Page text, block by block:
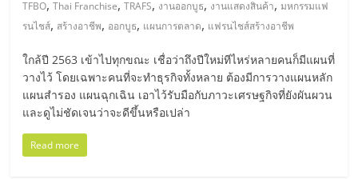
ไชส์
แฟ
รน
ไชส์
แฟ
รน
ไชส์
TFBO,Thai Franchise,TRAFS, งานออกบูธ, งานแสดงสินค้า,มหกรรมแฟ
รนไชส์, สร้างอาชีพ, ออกบูธ, แผนการตลาด, แฟรนไชส์สร้างอาชีพ
ใกล้ปี 2563 เข้าไปทุกขณะ เชื่อว่าถึงปีใหม่ทีไหร่หลายคนก็มีแผนที่
วางไว้ โดยเฉพาะคนที่จะทำธุรกิจทั้งหลาย ต้องมีการวางแผนหลัก
แผนสำรอง แผนฉุกเฉิน เอาไว้รับมือกับภาวะเศรษฐกิจที่ยังผันผวน
และดูไม่ชัดเจนว่าจะดีขึ้นหรือเปล่า
Read more